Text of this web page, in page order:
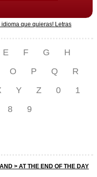
que quieras! Letras
E F G
H
O P Q
R
Y Z 0
1
8 9
> AT THE END OF THE DAY